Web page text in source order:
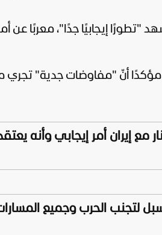
"تطورًا إيجابيًا جدًا"، معربًا عن
مؤكدًا أنّ "مفاوضات جدية" تجري
مع إيران أمر إيجابي وأنه
لتجنب الحرب وجميع